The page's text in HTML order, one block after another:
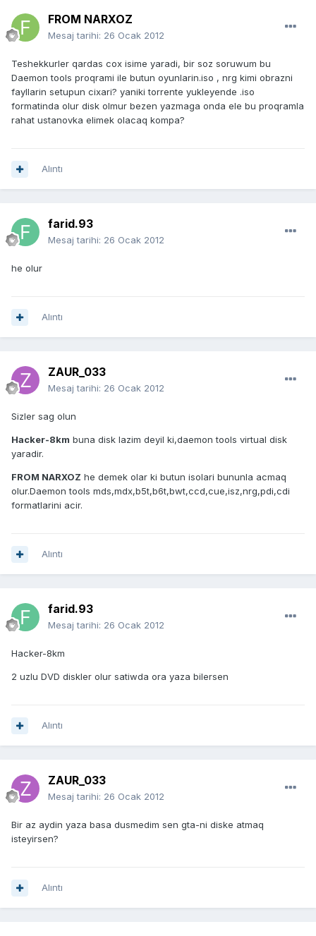
FROM NARXOZ
Mesaj tarihi: 26 Ocak 2012
Teshekkurler qardas cox isime yaradi, bir soz soruwum bu
Daemon tools proqrami ile butun oyunlarin.iso , nrg kimi obrazni
fayllarin setupun cixari? yaniki torrente yukleyende .iso
formatinda olur disk olmur bezen yazmaga onda ele bu proqramla
rahat ustanovka elimek olacaq kompa?
Alıntı
farid.93
Mesaj tarihi: 26 Ocak 2012
he olur
Alıntı
ZAUR_033
Mesaj tarihi: 26 Ocak 2012
Sizler sag olun
Hacker-8km buna disk lazim deyil ki,daemon tools virtual disk
yaradir.
FROM NARXOZ he demek olar ki butun isolari bununla acmaq
olur.Daemon tools mds,mdx,b5t,b6t,bwt,ccd,cue,isz,nrg,pdi,cdi
formatlarini acir.
Alıntı
farid.93
Mesaj tarihi: 26 Ocak 2012
Hacker-8km
2 uzlu DVD diskler olur satiwda ora yaza bilersen
Alıntı
ZAUR_033
Mesaj tarihi: 26 Ocak 2012
Bir az aydin yaza basa dusmedim sen gta-ni diske atmaq
isteyirsen?
Alıntı